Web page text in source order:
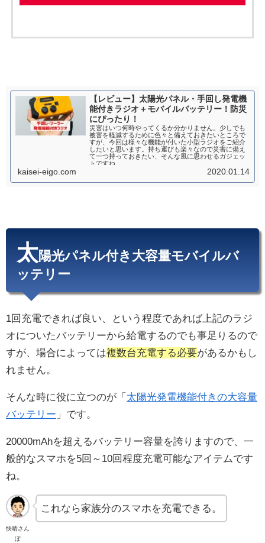
【レビュー】太陽光パネル・手回し発電機
能付きラジオ＋モバイルバッテリー！防災
にぴったり！
災害はいつ何時やってくるか分かりません。少しでも
被害を軽減するために色々と備えておきたいところで
すが、今回は様々な機能が付いた小型ラジオをご紹介
したいと思います。持ち運びも楽々なので災害に備え
て一つ持っておきたい、そんな風に思わせるガジェッ
トですね。
kaisei-eigo.com 2020.01.14
太陽光パネル付き大容量モバイルバ
ッテリー
1回充電できれば良い、という程度であれば上記のラジ
オについたバッテリーから給電するのでも事足りるので
すが、場合によっては複数台充電する必要があるかもし
れません。
そんな時に役に立つのが「 太陽光発電機能付きの大容量
バッテリー 」です。
20000mAhを超えるバッテリー容量を誇りますので、一
般的なスマホを5回～10回程度充電可能なアイテムです
ね。
快晴さん
ぽ
これなら家族分のスマホを充電できる。